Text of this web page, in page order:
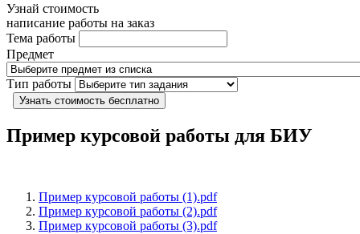
Узнай стоимость
написание работы на заказ
Тема работы
Предмет
Тип работы
Узнать стоимость бесплатно
Пример курсовой работы для БИУ
Пример курсовой работы (1).pdf
Пример курсовой работы (2).pdf
Пример курсовой работы (3).pdf